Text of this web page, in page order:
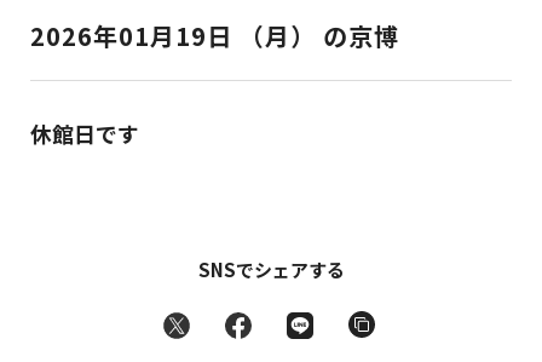
2026年01月19日 （月） の京博
休館日です
SNSでシェアする